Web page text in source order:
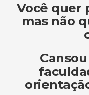
Você quer
mas não